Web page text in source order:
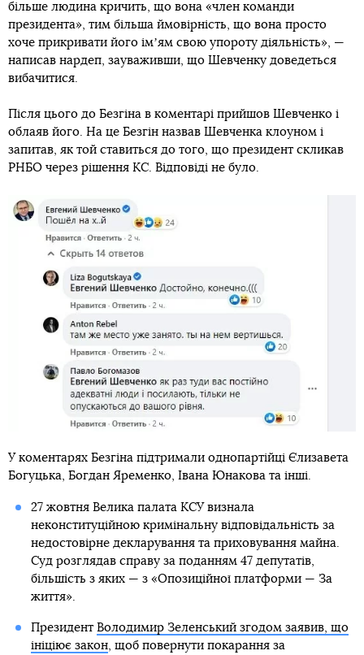
більше людина кричить, що вона «член команди
президента», тим більша ймовірність, що вона просто
хоче прикривати його імʼям свою упороту діяльність», —
написав нардеп, зауваживши, що Шевченку доведеться
вибачитися.
Після цього до Безгіна в коментарі прийшов Шевченко і
облаяв його. На це Безгін назвав Шевченка клоуном і
запитав, як той ставиться до того, що президент скликав
РНБО через рішення КС. Відповіді не було.
У коментарях Безгіна підтримали однопартійці Єлизавета
Богуцька, Богдан Яременко, Івана Юнакова та інші.
27 жовтня Велика палата КСУ визнала
неконституційною кримінальну відповідальність за
недостовірне декларування та приховування майна.
Суд розглядав справу за поданням 47 депутатів,
більшість з яких — з «Опозиційної платформи — За
життя».
Президент Володимир Зеленський згодом заявив, що
ініціює закон, щоб повернути покарання за